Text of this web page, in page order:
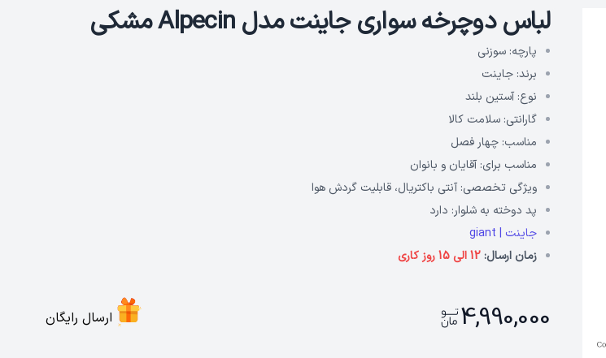
لباس دوچرخه سواری جاینت مدل Alpecin مشکی
پارچه: سوزنی
برند: جاینت
نوع: آستین بلند
گارانتی: سلامت کالا
مناسب: چهار فصل
مناسب برای: آقایان و بانوان
ویژگی تخصصی: آنتی باکتریال، قابلیت گردش هوا
پد دوخته به شلوار: دارد
جاینت | giant
زمان ارسال:12 الی 15 روز کاری
4,990,000 ارسال رایگان